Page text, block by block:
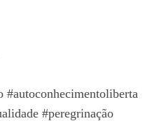
#autoconhecimentoliberta
#peregrinação